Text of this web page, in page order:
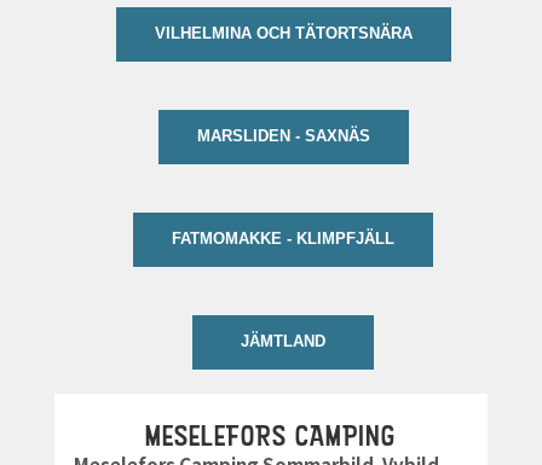
VILHELMINA OCH TÄTORTSNÄRA
MARSLIDEN - SAXNÄS
FATMOMAKKE - KLIMPFJÄLL
JÄMTLAND
MESELEFORS CAMPING